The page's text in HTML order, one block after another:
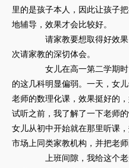
里的是孩子本人，因此让孩子
地辅导，效果才会比较好。
请家教要想取得好效果
次请家教的深切体会。
女儿在高一第二学期时
的这几科明显偏弱。一天，女
老师的数理化课，效果挺好的
试听之前，我了解了一下老师
女儿从初中开始就在那里听课
市场上同类家教机构，并把老师
上班间隙，我给这个老